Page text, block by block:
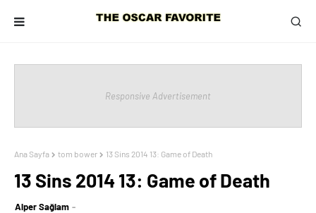
Responsive Advertisement
Ana Sayfa tom bower 13 Sins 2014 13: Game of Death
13 Sins 2014 13: Game of Death
Alper Sağlam